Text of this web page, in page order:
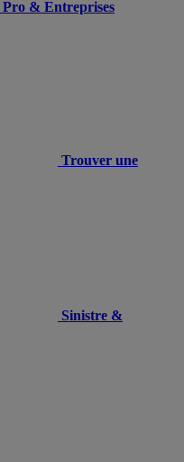
Pro & Entreprises
Trouver une
Sinistre &